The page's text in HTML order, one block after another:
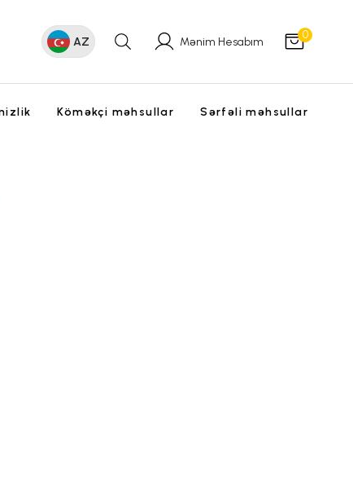
AZ Mənim Hesabım 0
Köməkçi məhsullar Sərfəli məhsullar